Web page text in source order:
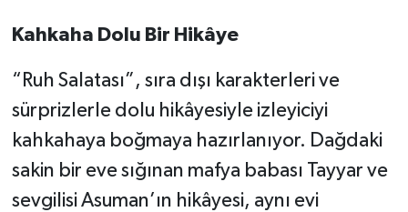
Kahkaha Dolu Bir Hikâye
“Ruh Salatası”, sıra dışı karakterleri ve
sürprizlerle dolu hikâyesiyle izleyiciyi
kahkahaya boğmaya hazırlanıyor. Dağdaki
sakin bir eve sığınan mafya babası Tayyar ve
sevgilisi Asuman’ın hikâyesi, aynı evi